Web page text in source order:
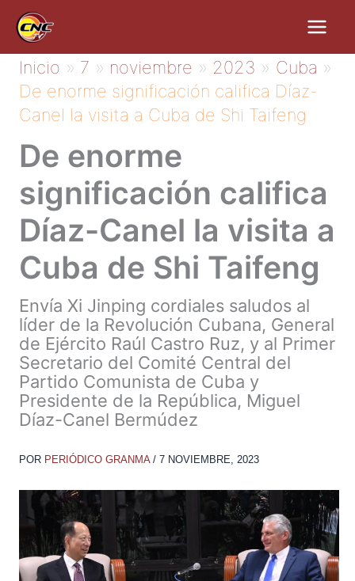
contenido
Inicio 7 noviembre 2023
Cuba
De enorme significación califica Díaz-
Canel la visita a Cuba de Shi Taifeng
De enorme
significación califica
Díaz-Canel la visita a
Cuba de Shi Taifeng
Envía Xi Jinping cordiales saludos al
líder de la Revolución Cubana, General
de Ejército Raúl Castro Ruz, y al Primer
Secretario del Comité Central del
Partido Comunista de Cuba y
Presidente de la República, Miguel
Díaz-Canel Bermúdez
POR PERIÓDICO GRANMA / 7 NOVIEMBRE, 2023